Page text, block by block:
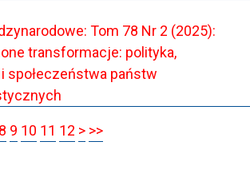
Tom 78 Nr 2 (2025):
transformacje: polityka,
społeczeństwa państw
8 9 10 11 12 > >>